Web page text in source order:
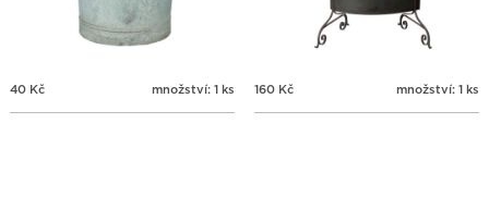
40 Kč množství: 1 ks 160 Kč množství: 1 ks